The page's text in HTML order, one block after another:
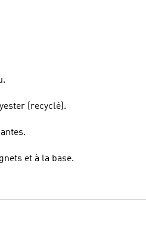
(recyclé).
et à la base.